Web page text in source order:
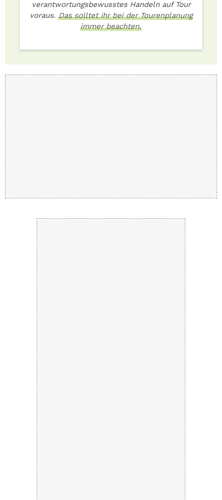
verantwortungsbewusstes Handeln auf Tour
voraus. Das solltet ihr bei der Tourenplanung
immer beachten.